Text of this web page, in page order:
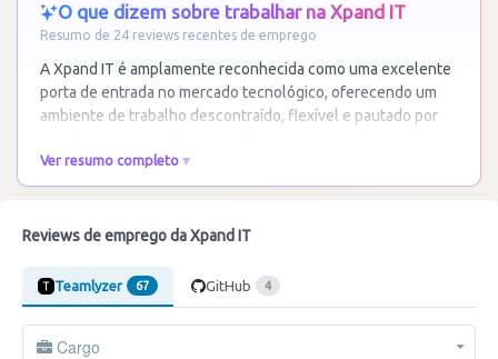
O que dizem sobre trabalhar na Xpand IT
Resumo de 24 reviews recentes de emprego
A Xpand IT é amplamente reconhecida como uma excelente
porta de entrada no mercado tecnológico, oferecendo um
ambiente de trabalho descontraído, flexível e pautado por
Ver resumo completo
Reviews de emprego da Xpand IT
Teamlyzer 67 GitHub 4
Cargo